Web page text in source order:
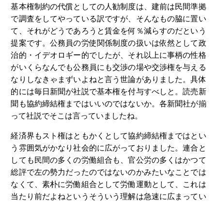
基本権制約の代償としての人勧制度は、建前は民間準拠
で調査をしてやっている訳ですが、そんなもの脇に置い
て、それがどうであろうと賃金を何％減らすのだという
提案です。公務員の労使関係制度の扱いは依然として政
治的・イデオロギー的でしたが、それ以上に事柄の性格
がいくらなんでも公務員にも交渉の場や交渉権を与える
なりしなきゃまずいよねと言う世論がありました。具体
的には毎日新聞が社説で基本権を付与すべしと。読売新
聞も協約締結権まではいいのではないか。各新聞社が揃
って社説でそこは言っていましたね。
経済界もスト権はともかくとして協約締結権まではとい
う雰囲気がかなり社会的に広がっておりました。連合と
しても民間の多くの労働組合も、官公労の多くはかつて
総評で左の勢力だったのではないのかみたいなことでは
なくて、素朴に労働組合として労働運動として、これは
当たり前だよねというそういう理解は急速に広まってい